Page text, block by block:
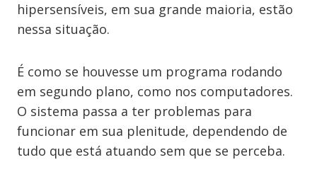
hipersensíveis, em sua grande maioria, estão
nessa situação.
É como se houvesse um programa rodando
em segundo plano, como nos computadores.
O sistema passa a ter problemas para
funcionar em sua plenitude, dependendo de
tudo que está atuando sem que se perceba.